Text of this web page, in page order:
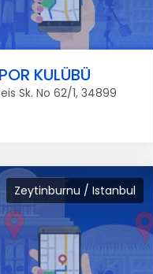
KULÜBÜ
Sk. No 62/1, 34899
Zeytinburnu / Istanbul